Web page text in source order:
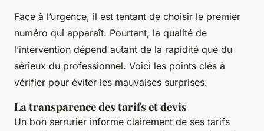
Face à l’urgence, il est tentant de choisir le premier
numéro qui apparaît. Pourtant, la qualité de
l’intervention dépend autant de la rapidité que du
sérieux du professionnel. Voici les points clés à
vérifier pour éviter les mauvaises surprises.
La transparence des tarifs et devis
Un bon serrurier informe clairement de ses tarifs